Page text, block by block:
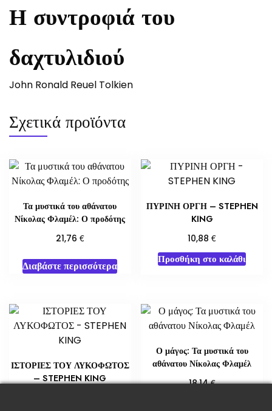
Η συντροφιά του
δαχτυλιδιού
John Ronald Reuel Tolkien
Σχετικά προϊόντα
Τα μυστικά του αθάνατου
Νίκολας Φλαμέλ: Ο προδότης
21,76 €
Διαβάστε περισσότερα
ΠΥΡΙΝΗ ΟΡΓΗ – STEPHEN
KING
10,88€
Προσθήκη στο καλάθι
ΙΣΤΟΡΙΕΣ ΤΟΥ ΛΥΚΟΦΩΤΟΣ
– STEPHEN KING
Ο μάγος: Τα μυστικά του
αθάνατου Νίκολας Φλαμέλ
18,14€